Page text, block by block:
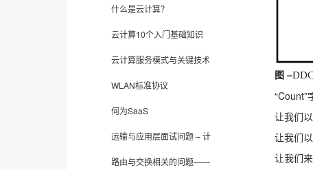
什么是云计算？
云计算10个入门基础知识
云计算服务模式与关键技术
WLAN标准协议
何为SaaS
运输与应用层面试问题 – 计
路由与交换相关的问题——
图 –
“Count”
让我们
让我们
让我们